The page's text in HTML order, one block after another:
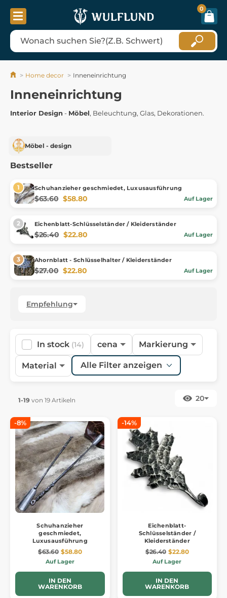
0
Home decor Inneneinrichtung
Inneneinrichtung
Interior Design - Möbel, Beleuchtung, Glas, Dekorationen.
Möbel - design
Bestseller
Schuhanzieher geschmiedet, Luxusausführung
$63.60 $58.80 Auf Lager
Eichenblatt-Schlüsselständer / Kleiderständer
$26.40 $22.80 Auf Lager
Ahornblatt - Schlüsselhalter / Kleiderständer
$27.00 $22.80 Auf Lager
Empfehlung
In stock (14) cena Markierung
Material Alle Filter anzeigen
1-19 von 19 Artikeln 20
-8%
Schuhanzieher
geschmiedet,
Luxusausführung
$63.60 $58.80
Auf Lager
IN DEN
WARENKORB
-14%
Eichenblatt-
Schlüsselständer /
Kleiderständer
$26.40 $22.80
Auf Lager
IN DEN
WARENKORB